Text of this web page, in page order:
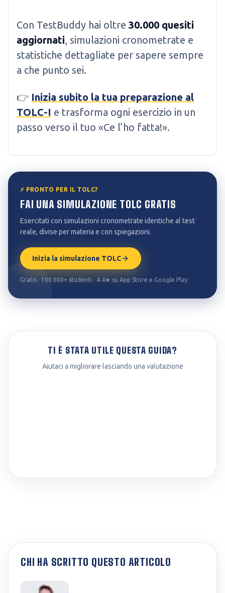
Con TestBuddy hai oltre 30.000 quesiti
aggiornati, simulazioni cronometrate e
statistiche dettagliate per sapere sempre
a che punto sei.
👉 Inizia subito la tua preparazione al
TOLC-I e trasforma ogni esercizio in un
passo verso il tuo «Ce l’ho fatta!».
⚡ PRONTO PER IL TOLC?
FAI UNA SIMULAZIONE TOLC GRATIS
Esercitati con simulazioni cronometrate identiche al test
reale, divise per materia e con spiegazioni.
Inizia la simulazione TOLC
Gratis · 100.000+ studenti · 4.4★ su App Store e Google Play
TI È STATA UTILE QUESTA GUIDA?
Aiutaci a migliorare lasciando una valutazione
CHI HA SCRITTO QUESTO ARTICOLO